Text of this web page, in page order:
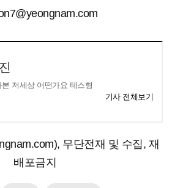
본 저세상 어떤가요 테스형
기사 전체보기
무단전재 및 수집, 재
배포금지